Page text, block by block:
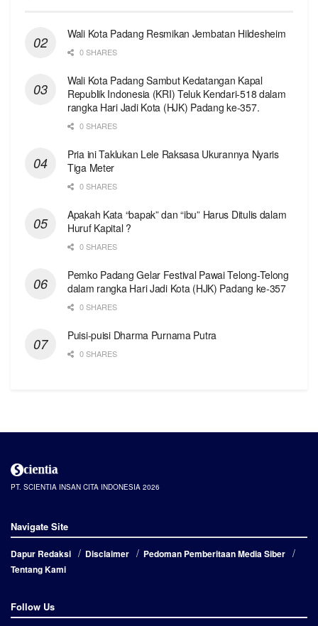
Wali Kota Padang Resmikan Jembatan Hildesheim
0 SHARES
Wali Kota Padang Sambut Kedatangan Kapal
Republik Indonesia (KRI) Teluk Kendari-518 dalam
rangka Hari Jadi Kota (HJK) Padang ke-357.
0 SHARES
Pria ini Taklukan Lele Raksasa Ukurannya Nyaris
Tiga Meter
0 SHARES
Apakah Kata “bapak” dan “ibu” Harus Ditulis dalam
Huruf Kapital ?
0 SHARES
Pemko Padang Gelar Festival Pawai Telong-Telong
dalam rangka Hari Jadi Kota (HJK) Padang ke-357
0 SHARES
Puisi-puisi Dharma Purnama Putra
0 SHARES
PT. SCIENTIA INSAN CITA INDONESIA 2026
Navigate Site
Dapur Redaksi Disclaimer
Pedoman Pemberitaan Media Siber
Tentang Kami
Follow Us